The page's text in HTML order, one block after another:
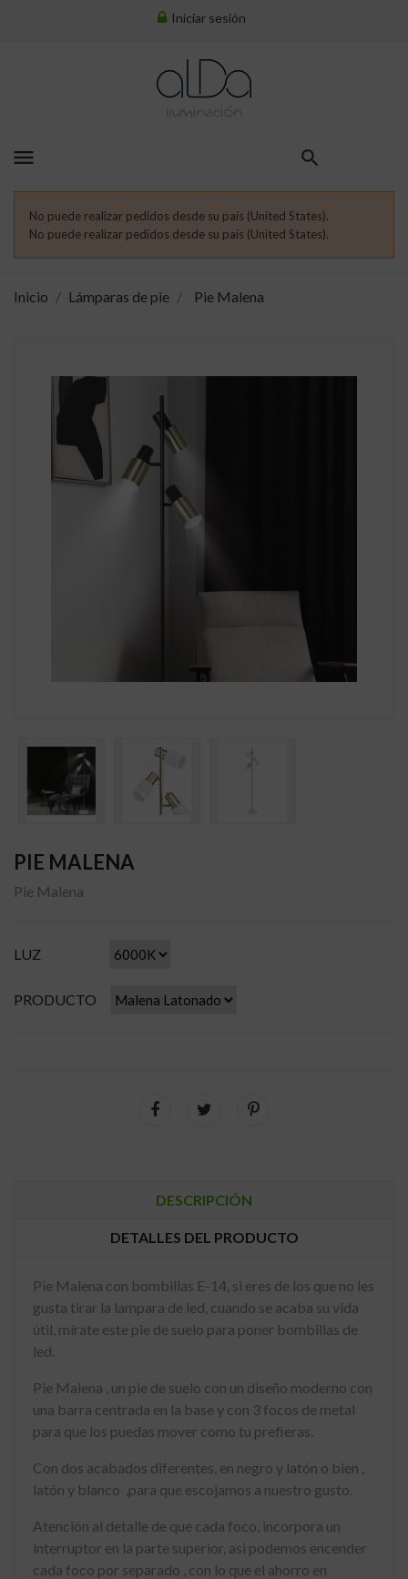
Iniciar sesión
menu
No puede realizar pedidos desde su país (United States).
No puede realizar pedidos desde su país (United States).
Inicio Lámparas de pie Pie Malena
PIE MALENA
Pie Malena
LUZ
PRODUCTO
DESCRIPCIÓN
DETALLES DEL PRODUCTO
Pie Malena con bombillas E-14, si eres de los que no les
gusta tirar la lampara de led, cuando se acaba su vida
útil, mírate este pie de suelo para poner bombillas de
led.
Pie Malena , un pie de suelo con un diseño moderno con
una barra centrada en la base y con 3 focos de metal
para que los puedas mover como tu prefieras.
Con dos acabados diferentes, en negro y latón o bien ,
latón y blanco ,para que escojamos a nuestro gusto.
Atención al detalle de que cada foco, incorpora un
interruptor en la parte superior, asi podemos encender
cada foco por separado , con lo que el ahorro en